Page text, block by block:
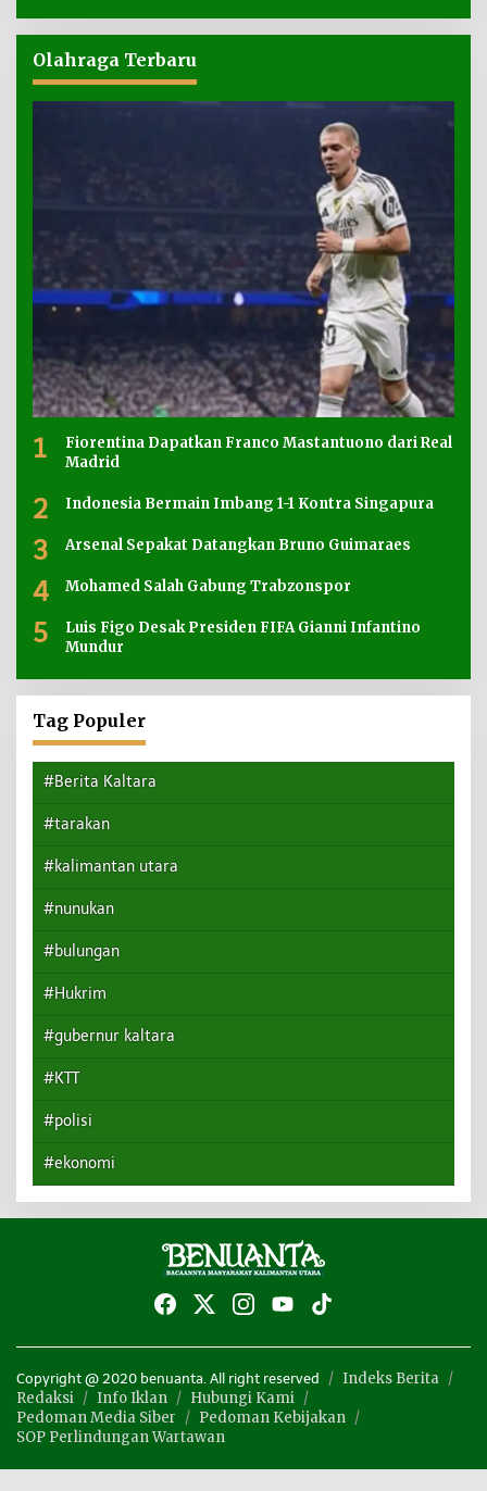
Olahraga Terbaru
1
Fiorentina Dapatkan Franco Mastantuono dari Real
Madrid
2 Indonesia Bermain Imbang 1-1 Kontra Singapura
3 Arsenal Sepakat Datangkan Bruno Guimaraes
4 Mohamed Salah Gabung Trabzonspor
5
Luis Figo Desak Presiden FIFA Gianni Infantino
Mundur
Tag Populer
#Berita Kaltara
#tarakan
#kalimantan utara
#nunukan
#bulungan
#Hukrim
#gubernur kaltara
#KTT
#polisi
#ekonomi
Copyright @ 2020 benuanta. All right reserved
Indeks Berita
Redaksi
Info Iklan
Hubungi Kami
Pedoman Media Siber
Pedoman Kebijakan
SOP Perlindungan Wartawan